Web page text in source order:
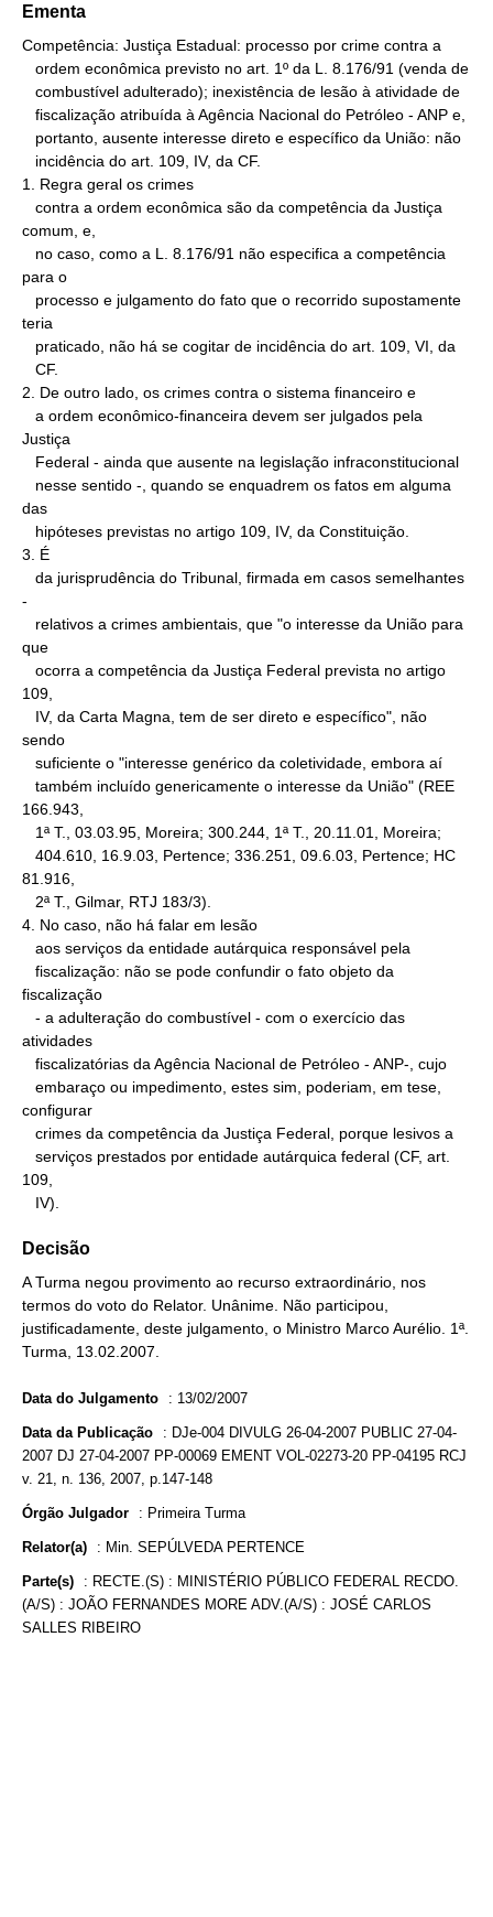
Ementa
Competência: Justiça Estadual: processo por crime contra a
1. Regra geral os crimes
comum, e,
para o
teria
2. De outro lado, os crimes contra o sistema financeiro e
Justiça
das
3. É
-
que
109,
sendo
166.943,
81.916,
4. No caso, não há falar em lesão
fiscalização
atividades
configurar
109,
   IV).
Decisão
A Turma negou provimento ao recurso extraordinário, nos
termos do voto do Relator. Unânime. Não participou,
justificadamente, deste julgamento, o Ministro Marco Aurélio. 1ª.
Turma, 13.02.2007.
Data do Julgamento : 13/02/2007
Data da Publicação : DJe-004 DIVULG 26-04-2007 PUBLIC 27-04-
2007 DJ 27-04-2007 PP-00069 EMENT VOL-02273-20 PP-04195 RCJ
v. 21, n. 136, 2007, p.147-148
Órgão Julgador : Primeira Turma
Relator(a) : Min. SEPÚLVEDA PERTENCE
Parte(s) : RECTE.(S) : MINISTÉRIO PÚBLICO FEDERAL RECDO.
(A/S) : JOÃO FERNANDES MORE ADV.(A/S) : JOSÉ CARLOS
SALLES RIBEIRO